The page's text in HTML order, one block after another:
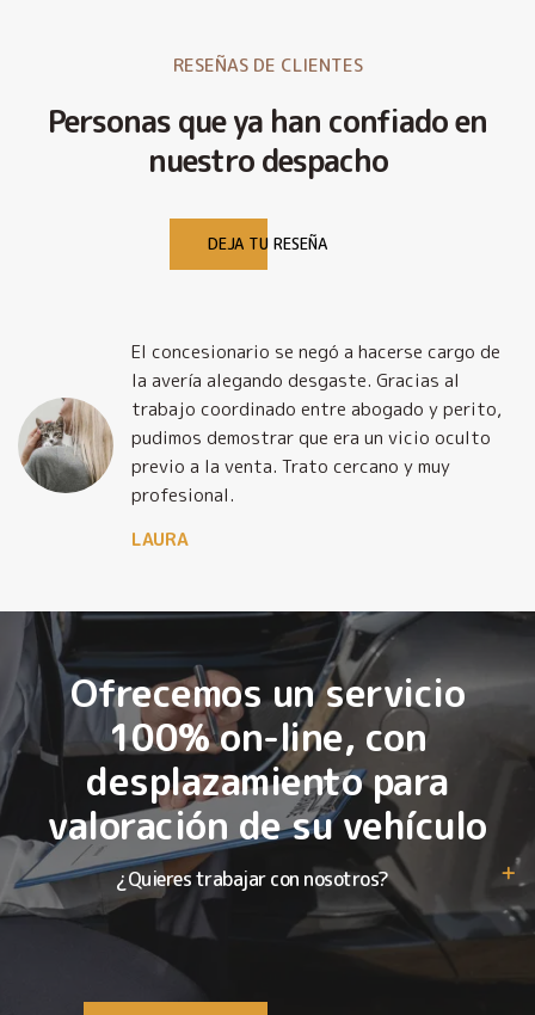
RESEÑAS DE CLIENTES
Personas que ya han confiado en
nuestro despacho
DEJA TU RESEÑA
El concesionario se negó a hacerse cargo de
la avería alegando desgaste. Gracias al
trabajo coordinado entre abogado y perito,
pudimos demostrar que era un vicio oculto
previo a la venta. Trato cercano y muy
profesional.
LAURA
Ofrecemos un servicio
100% on-line, con
desplazamiento para
valoración de su vehículo
¿Quieres trabajar con nosotros?